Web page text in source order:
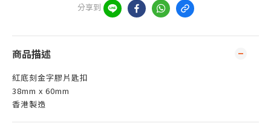
分享到
商品描述
紅底刻金字膠片匙扣
38mm x 60mm
香港製造